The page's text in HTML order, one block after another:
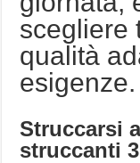
scegliere
qualità
esigenze.
Struccarsi
struccanti